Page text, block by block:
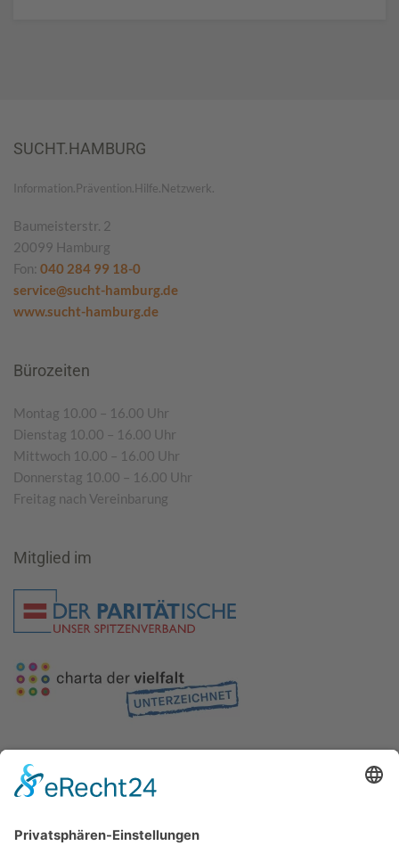
SUCHT.HAMBURG
Information.Prävention.Hilfe.Netzwerk.
Baumeisterstr. 2
20099 Hamburg
Fon: 040 284 99 18-0
service@sucht-hamburg.de
www.sucht-hamburg.de
Bürozeiten
Montag 10.00 – 16.00 Uhr
Dienstag 10.00 – 16.00 Uhr
Mittwoch 10.00 – 16.00 Uhr
Donnerstag 10.00 – 16.00 Uhr
Freitag nach Vereinbarung
Mitglied im